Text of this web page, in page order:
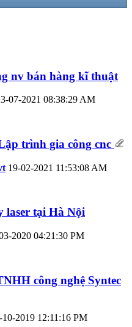
nv bán hàng kĩ thuật
07-2021 08:38:29 AM
trình gia công cnc
19-02-2021 11:53:08 AM
laser tại Hà Nội
2020 04:21:30 PM
công nghệ Syntec
10-2019 12:11:16 PM